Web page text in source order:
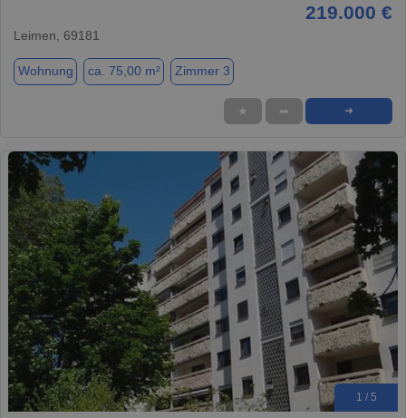
219.000 €
Leimen, 69181
Wohnung ca. 75,00 m² Zimmer 3
★ ➦ ➜
1 / 5